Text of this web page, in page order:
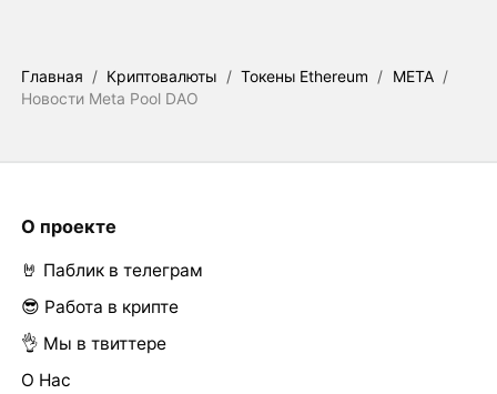
Главная / Криптовалюты / Токены Ethereum / META /
Новости Meta Pool DAO
О проекте
🤘 Паблик в телеграм
😎 Работа в крипте
👌 Мы в твиттере
О Нас